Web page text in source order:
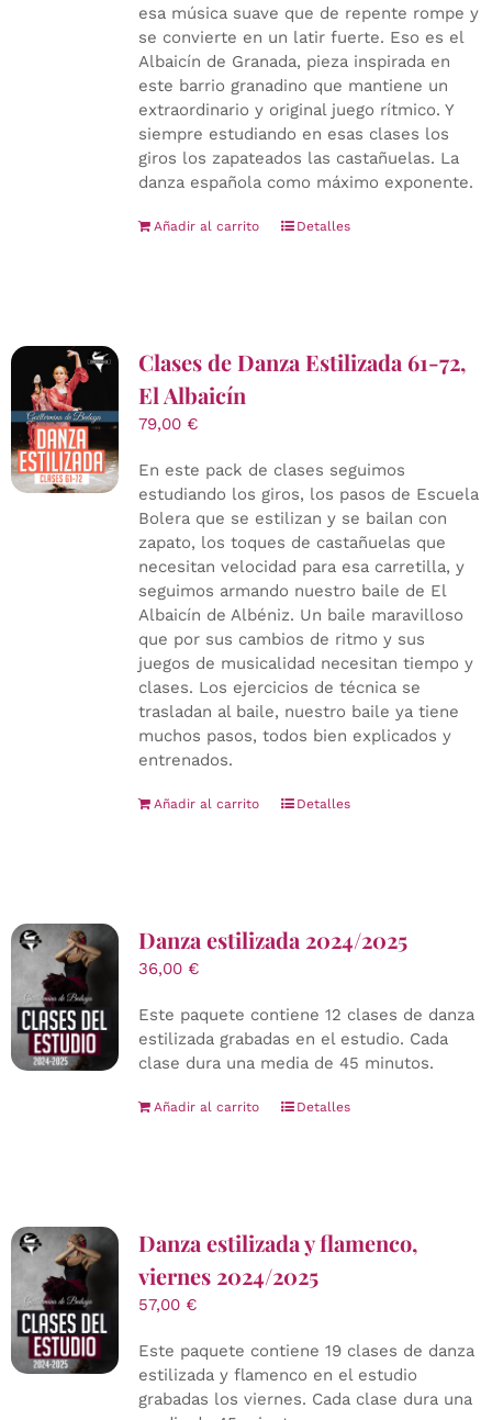
esa música suave que de repente rompe y
se convierte en un latir fuerte. Eso es el
Albaicín de Granada, pieza inspirada en
este barrio granadino que mantiene un
extraordinario y original juego rítmico. Y
siempre estudiando en esas clases los
giros los zapateados las castañuelas. La
danza española como máximo exponente.
Añadir al carrito Detalles
Clases de Danza Estilizada 61-72,
El Albaicín
79,00 €
En este pack de clases seguimos
estudiando los giros, los pasos de Escuela
Bolera que se estilizan y se bailan con
zapato, los toques de castañuelas que
necesitan velocidad para esa carretilla, y
seguimos armando nuestro baile de El
Albaicín de Albéniz. Un baile maravilloso
que por sus cambios de ritmo y sus
juegos de musicalidad necesitan tiempo y
clases. Los ejercicios de técnica se
trasladan al baile, nuestro baile ya tiene
muchos pasos, todos bien explicados y
entrenados.
Añadir al carrito Detalles
Danza estilizada 2024/2025
36,00 €
Este paquete contiene 12 clases de danza
estilizada grabadas en el estudio. Cada
clase dura una media de 45 minutos.
Añadir al carrito Detalles
Danza estilizada y flamenco,
viernes 2024/2025
57,00 €
Este paquete contiene 19 clases de danza
estilizada y flamenco en el estudio
grabadas los viernes. Cada clase dura una